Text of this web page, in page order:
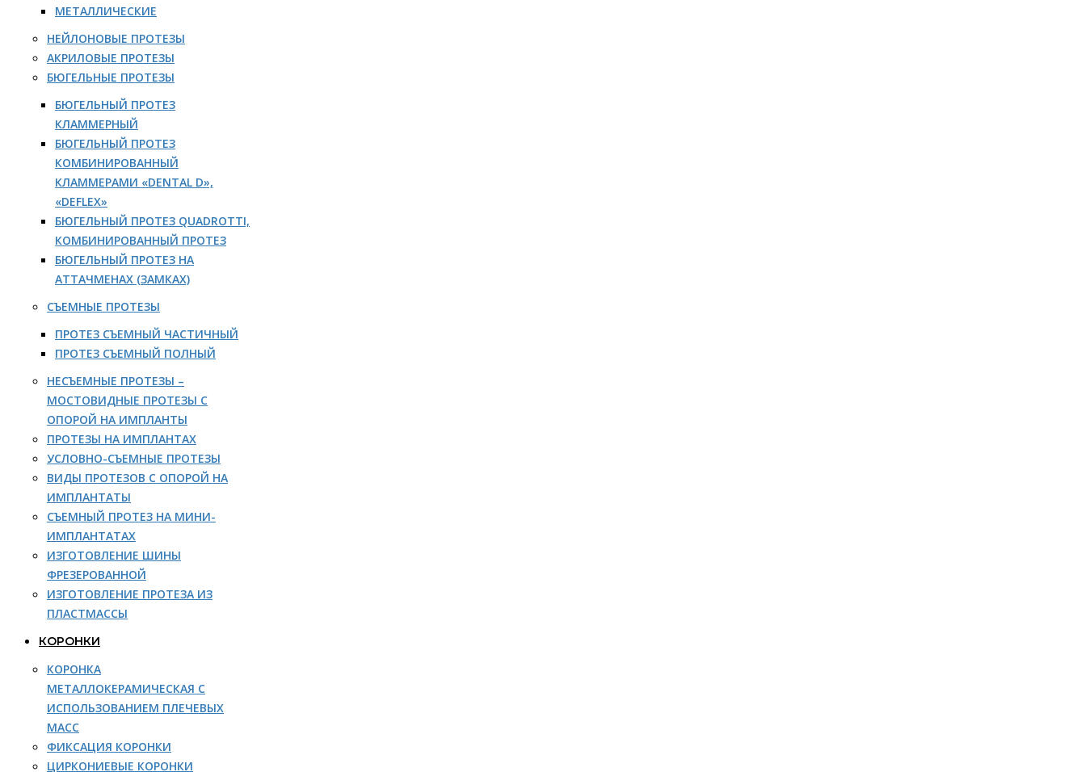
МЕТАЛЛИЧЕСКИЕ
НЕЙЛОНОВЫЕ ПРОТЕЗЫ
АКРИЛОВЫЕ ПРОТЕЗЫ
БЮГЕЛЬНЫЕ ПРОТЕЗЫ
БЮГЕЛЬНЫЙ ПРОТЕЗ
КЛАММЕРНЫЙ
БЮГЕЛЬНЫЙ ПРОТЕЗ
КОМБИНИРОВАННЫЙ
КЛАММЕРАМИ «DENTAL D»,
«DEFLEX»
БЮГЕЛЬНЫЙ ПРОТЕЗ QUADROTTI,
КОМБИНИРОВАННЫЙ ПРОТЕЗ
БЮГЕЛЬНЫЙ ПРОТЕЗ НА
АТТАЧМЕНАХ (ЗАМКАХ)
СЪЕМНЫЕ ПРОТЕЗЫ
ПРОТЕЗ СЪЕМНЫЙ ЧАСТИЧНЫЙ
ПРОТЕЗ СЪЕМНЫЙ ПОЛНЫЙ
НЕСЪЕМНЫЕ ПРОТЕЗЫ –
МОСТОВИДНЫЕ ПРОТЕЗЫ С
ОПОРОЙ НА ИМПЛАНТЫ
ПРОТЕЗЫ НА ИМПЛАНТАХ
УСЛОВНО-СЪЕМНЫЕ ПРОТЕЗЫ
ВИДЫ ПРОТЕЗОВ С ОПОРОЙ НА
ИМПЛАНТАТЫ
СЪЕМНЫЙ ПРОТЕЗ НА МИНИ-
ИМПЛАНТАТАХ
ИЗГОТОВЛЕНИЕ ШИНЫ
ФРЕЗЕРОВАННОЙ
ИЗГОТОВЛЕНИЕ ПРОТЕЗА ИЗ
ПЛАСТМАССЫ
КОРОНКИ
КОРОНКА
МЕТАЛЛОКЕРАМИЧЕСКАЯ С
ИСПОЛЬЗОВАНИЕМ ПЛЕЧЕВЫХ
МАСС
ФИКСАЦИЯ КОРОНКИ
ЦИРКОНИЕВЫЕ КОРОНКИ